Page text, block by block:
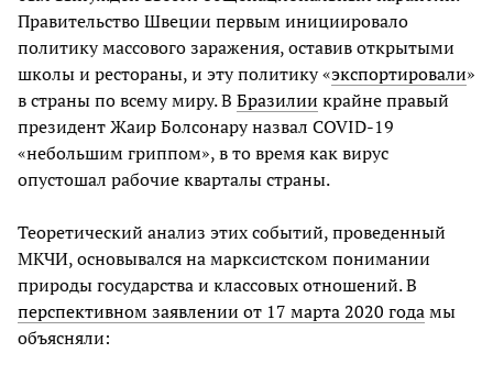
Правительство Швеции первым инициировало
политику массового заражения, оставив открытыми
школы и рестораны, и эту политику «экспортировали»
в страны по всему миру. В Бразилии крайне правый
президент Жаир Болсонару назвал COVID-19
«небольшим гриппом», в то время как вирус
опустошал рабочие кварталы страны.
Теоретический анализ этих событий, проведенный
МКЧИ, основывался на марксистском понимании
природы государства и классовых отношений. В
перспективном заявлении от 17 марта 2020 годамы
объясняли: